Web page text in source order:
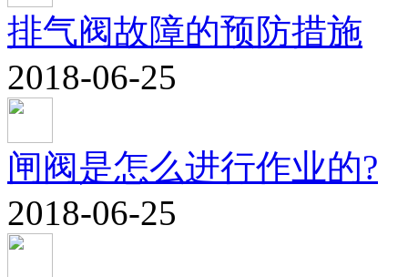
排气阀故障的预防措施
2018-06-25
闸阀是怎么进行作业的?
2018-06-25